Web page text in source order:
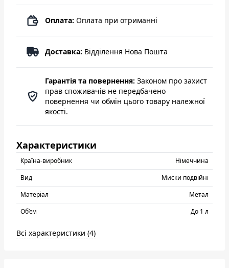
Оплата: Оплата при отриманні
Доставка: Відділення Нова Пошта
Гарантія та повернення: Законом про захист
прав споживачів не передбачено
повернення чи обмін цього товару належної
якості.
Характеристики
Країна-виробник
Нiмеччина
Вид
Миски подвійні
Матеріал
Метал
Об’єм
До 1 л
Всі характеристики (4)